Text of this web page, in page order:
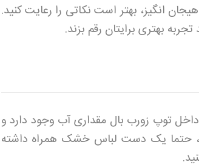
انگیز، بهتر است نکاتی را رعایت کنید.
بهتری برایتان رقم بزند.
توپ زورب بال مقداری آب وجود دارد و
حتما یک دست لباس خشک همراه داشته
.